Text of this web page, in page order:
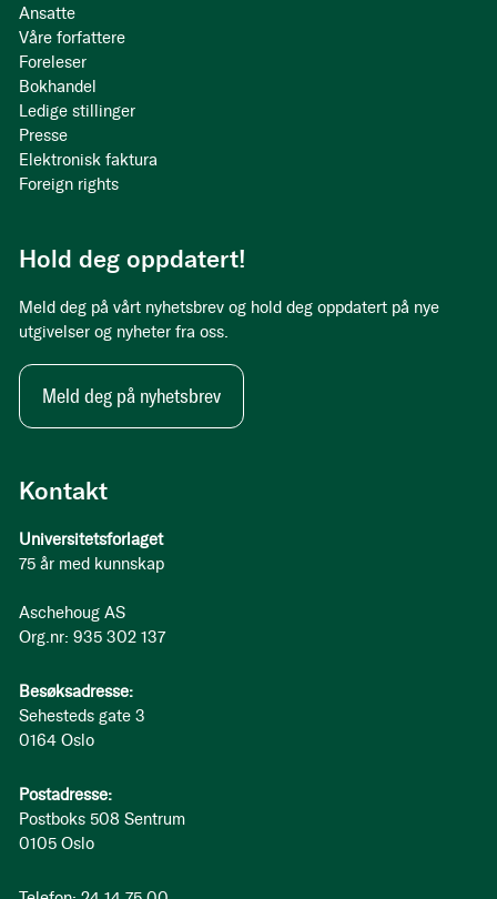
Kontakt
Universitetsforlaget
75 år med kunnskap
Aschehoug AS
Org.nr: 935 302 137
Besøksadresse:
Sehesteds gate 3
0164 Oslo
Postadresse:
Postboks 508 Sentrum
0105 Oslo
Ansatte
Våre forfattere
Foreleser
Bokhandel
Ledige stillinger
Presse
Elektronisk faktura
Foreign rights
Hold deg oppdatert!
Meld deg på vårt nyhetsbrev og hold deg oppdatert på nye
utgivelser og nyheter fra oss.
Meld deg på nyhetsbrev